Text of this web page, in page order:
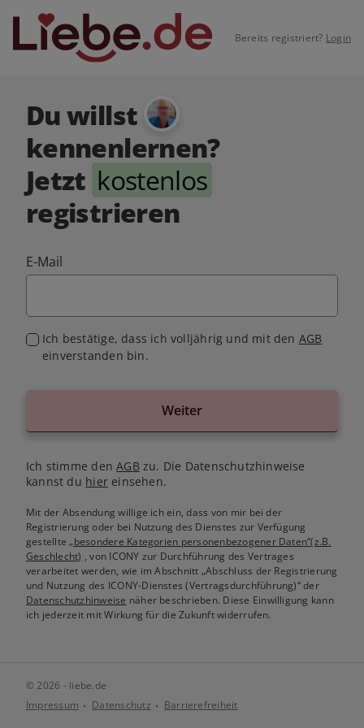
Bereits registriert? Login
Du willst
kennenlernen?
Jetzt kostenlos
registrieren
E-Mail
Ich bestätige, dass ich volljährig und mit den AGB
einverstanden bin.
Weiter
Ich stimme denAGB zu. Die Datenschutzhinweise
kannst du hiereinsehen.
Mit der Absendung willige ich ein, dass von mir bei der
Registrierung oder bei Nutzung des Dienstes zur Verfügung
gestellte„besondere Kategorien personenbezogener Daten“(z.B.
Geschlecht) , von ICONY zur Durchführung des Vertrages
verarbeitet werden, wie im Abschnitt „Abschluss der Registrierung
und Nutzung des ICONY-Dienstes (Vertragsdurchführung)“ der
Datenschutzhinweise näher beschrieben. Diese Einwilligung kann
ich jederzeit mit Wirkung für die Zukunft widerrufen.
© 2026 - liebe.de
Impressum
Datenschutz Barrierefreiheit